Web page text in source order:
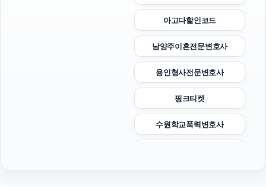
아고다할인코드
남양주이혼전문변호사
용인형사전문변호사
핑크티켓
수원학교폭력변호사